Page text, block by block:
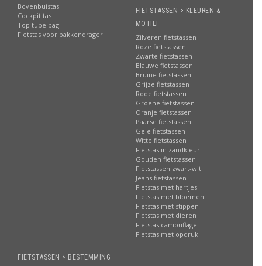
Bovenbuistas
Cockpit tas
Top tube bag
Fietstas voor pakkendrager
FIETSTASSEN > KLEUREN &
MOTIEF
Zilveren fietstassen
Roze fietstassen
Zwarte fietstassen
Blauwe fietstassen
Bruine fietstassen
Grijze fietstassen
Rode fietstassen
Groene fietstassen
Oranje fietstassen
Paarse fietstassen
Gele fietstassen
Witte fietstassen
Fietstas in zandkleur
Gouden fietstassen
Fietstassen zwart-wit
Jeans fietstassen
Fietstas met hartjes
Fietstas met bloemen
Fietstas met stippen
Fietstas met dieren
Fietstas camouflage
Fietstas met opdruk
FIETSTASSEN > BESTEMMING